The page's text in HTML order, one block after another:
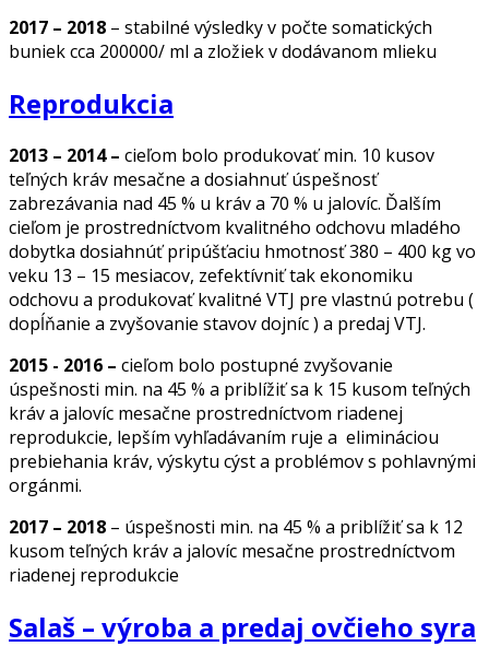
2017 – 2018 – stabilné výsledky v počte somatických
buniek cca 200000/ ml a zložiek v dodávanom mlieku
Reprodukcia
2013 – 2014 – cieľom bolo produkovať min. 10 kusov
teľných kráv mesačne a dosiahnuť úspešnosť
zabrezávania nad 45 % u kráv a 70 % u jalovíc. Ďalším
cieľom je prostredníctvom kvalitného odchovu mladého
dobytka dosiahnúť pripúšťaciu hmotnosť 380 – 400 kg vo
veku 13 – 15 mesiacov, zefektívniť tak ekonomiku
odchovu a produkovať kvalitné VTJ pre vlastnú potrebu (
dopĺňanie a zvyšovanie stavov dojníc ) a predaj VTJ.
2015 - 2016 – cieľom bolo postupné zvyšovanie
úspešnosti min. na 45 % a priblížiť sa k 15 kusom teľných
kráv a jalovíc mesačne prostredníctvom riadenej
reprodukcie, lepším vyhľadávaním ruje a elimináciou
prebiehania kráv, výskytu cýst a problémov s pohlavnými
orgánmi.
2017 – 2018 – úspešnosti min. na 45 % a priblížiť sa k 12
kusom teľných kráv a jalovíc mesačne prostredníctvom
riadenej reprodukcie
Salaš – výroba a predaj ovčieho syra